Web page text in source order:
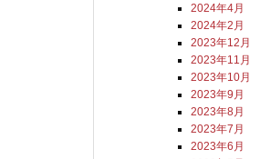
2024年4月
2024年2月
2023年12月
2023年11月
2023年10月
2023年9月
2023年8月
2023年7月
2023年6月